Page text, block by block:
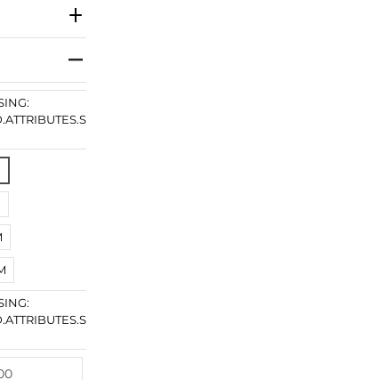
PRODUCT.LESS_THAN
PRODUCT.MORE_THAN